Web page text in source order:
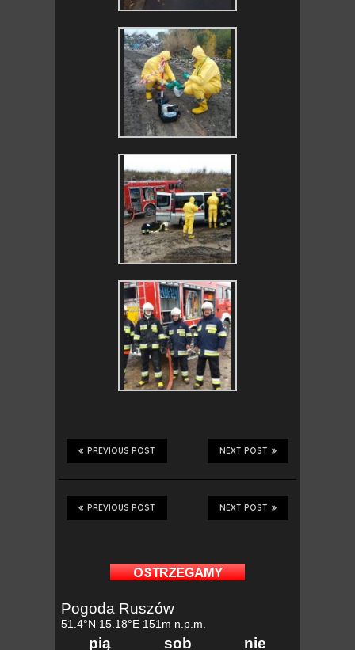
NEXT POST
PREVIOUS POST
NEXT POST
PREVIOUS POST